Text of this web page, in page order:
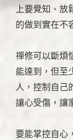
上要覺知、放
的做到實在不
禪修可以斷煩
能達到，但至
人，控制自己
讓心受傷，讓
要能掌控自心